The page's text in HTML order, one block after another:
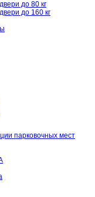
до 80 кг
до 160 кг
парковочных мест